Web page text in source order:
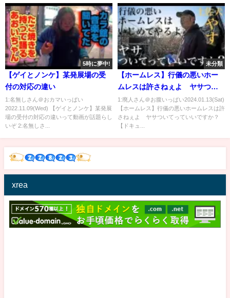
5時に夢中!
【ゲイとノンケ】某発展場の受
付の対応の違い
1:名無しさん＠おカマいっぱい
2022.11.09(Wed) 【ゲイとノンケ】某発展
場の受付の対応の違いって動画が話題らし
いぞ 2:名無しさ...
未分類
【ホームレス】行儀の悪いホー
ムレスは許さねぇよ ヤサつい
てっていいですか？【ドキュメ
ンタリー】
1:廃人さん＠お腹いっぱい2024.01.13(Sat)
【ホームレス】行儀の悪いホームレスは許
さねぇよ ヤサついてっていいですか？
【ドキュ...
xrea